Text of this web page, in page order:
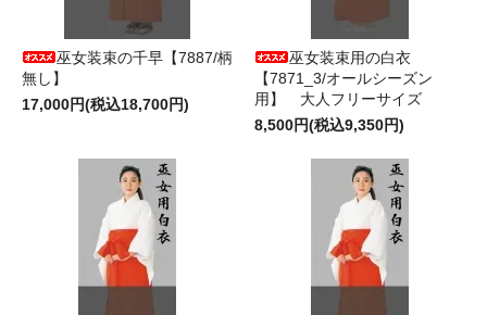
巫女装束の千早【7887/柄
無し】
17,000円(税込18,700円)
巫女装束用の白衣
【7871_3/オールシーズン
用】 大人フリーサイズ
8,500円(税込9,350円)